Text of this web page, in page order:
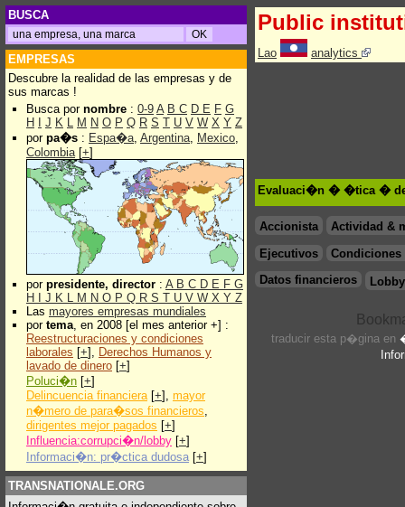
BUSCA
EMPRESAS
Descubre la realidad de las empresas y de
sus marcas !
Busca por nombre : 0-9 A B C D E F G
H
J K L M N O P Q R S T U V W X Y Z
por pa�s : Espa�a, Argentina, Mexico,
Colombia[+]
por presidente, director : A B C D E F G
H
J K L M N O P Q R S T U V W X Y Z
Las mayores empresas mundiales
por tema, en 2008 [el mes anterior +] :
Reestructuraciones y condiciones
laborales [+], Derechos Humanos y
lavado de dinero [+]
Poluci�n [+]
Delincuencia financiera[+], mayor
n�mero de para�sos financieros,
dirigentes mejor pagados [+]
Influencia:corrupci�n/lobby [+]
Informaci�n: pr�ctica dudosa [+]
TRANSNATIONALE.ORG
Public
Lao analytics
Evaluaci�n � �tica �
Accionista
Actividad &
Ejecutivos
Condiciones
Datos financieros
traducir esta p�gina en